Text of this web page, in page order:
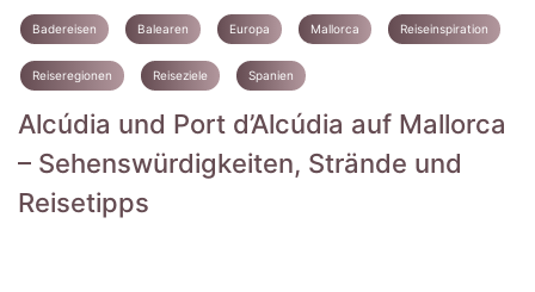
Badereisen Balearen Europa Mallorca Reiseinspiration
Reiseregionen Reiseziele Spanien
Alcúdia und Port d’Alcúdia auf Mallorca
– Sehenswürdigkeiten, Strände und
Reisetipps